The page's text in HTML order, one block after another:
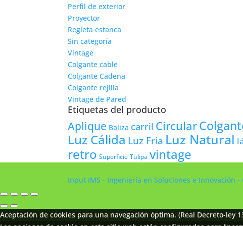
Perfil de exterior
Proyector
Regleta estanca
Sin categoría
Vintage
Colgante cable
Colgante Cadena
Colgante rejilla
Vintage de Pared
Etiquetas del producto
Aplique Baliza carril Circular
Luz Cálida Luz Fría Luz Natural
retro Superficie Tulipa vintage
Input IMS - Ingeniería en Soluciones e Innovación -
Aceptación de cookies para una navegación óptima. (Real Decreto-ley